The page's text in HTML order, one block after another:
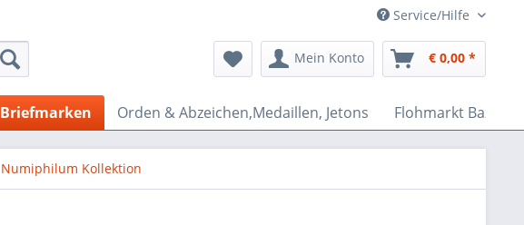
Service/Hilfe
Mein Konto € 0,00 *
Briefmarken Orden & Abzeichen,Medaillen, Jetons Flohmarkt Bazar
Numiphilum Kollektion